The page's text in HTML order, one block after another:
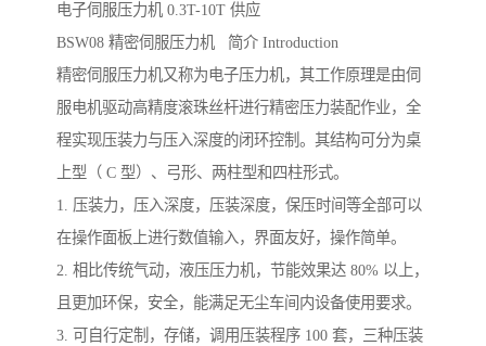
电子伺服压力机 0.3T-10T 供应
BSW08 精密伺服压力机 简介 Introduction
精密伺服压力机又称为电子压力机，其工作原理是由伺
服电机驱动高精度滚珠丝杆进行精密压力装配作业，全
程实现压装力与压入深度的闭环控制。其结构可分为桌
上型（ C 型）、弓形、两柱型和四柱形式。
1. 压装力，压入深度，压装深度，保压时间等全部可以
在操作面板上进行数值输入，界面友好，操作简单。
2. 相比传统气动，液压压力机，节能效果达 80% 以上，
且更加环保，安全，能满足无尘车间内设备使用要求。
3. 可自行定制，存储，调用压装程序 100 套，三种压装